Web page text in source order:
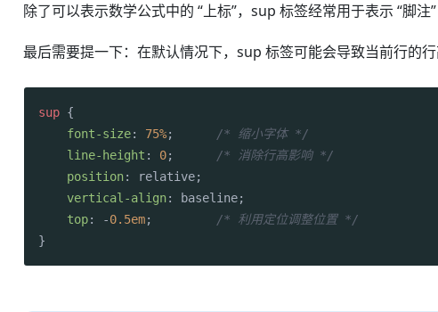
除了可以表示数学公式中的 “上标”，sup 标签经常用于表示 “脚注”
最后需要提一下：在默认情况下，sup 标签可能会导致当前行的
sup {
font-size: 75%;
/* 缩小字体 */
line-height : 0;
/* 消除行高影响 */
position: relative;
vertical-align: baseline;
top: -0.5em;
/* 利用定位调整位置 */
}